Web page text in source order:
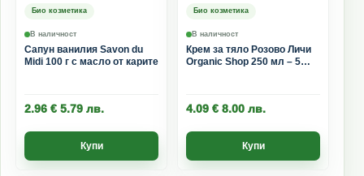
Био козметика
В наличност
Сапун ванилия Savon du
Midi 100 г с масло от карите
2.96 € 5.79 лв.
Купи
Био козметика
В наличност
Крем за тяло Розово Личи
Organic Shop 250 мл – 5
4.09 € 8.00 лв.
Купи